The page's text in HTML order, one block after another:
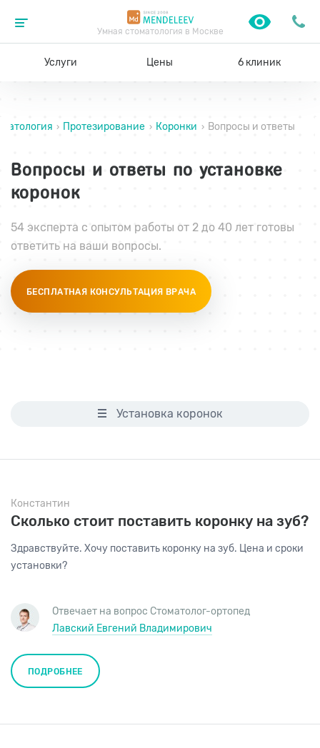
Умная стоматология в Москве
Услуги Цены 6 клиник
› Протезирование › Коронки › Вопросы и ответы
Вопросы и ответы по установке
коронок
54 эксперта с опытом работы от 2 до 40 лет готовы
ответить на ваши вопросы.
БЕСПЛАТНАЯ КОНСУЛЬТАЦИЯ ВРАЧА
Установка коронок
Константин
Сколько стоит поставить коронку на зуб?
Здравствуйте. Хочу поставить коронку на зуб. Цена и сроки
установки?
ПОДРОБНЕЕ
Отвечает на вопрос Стоматолог-ортопед
Лавский Евгений Владимирович